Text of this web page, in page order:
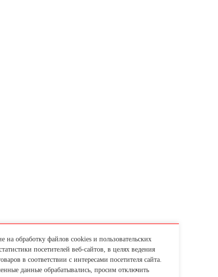
на обработку файлов cookies и пользовательских
посетителей веб-сайтов, в целях ведения
в соответствии с интересами посетителя сайта.
данные обрабатывались, просим отключить